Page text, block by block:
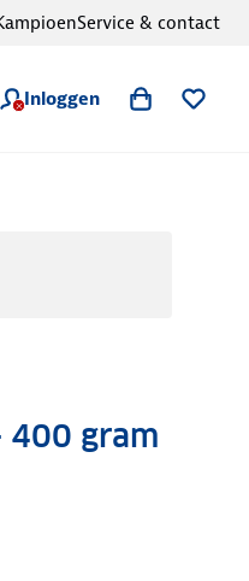
Inloggen
Service & contact
gram